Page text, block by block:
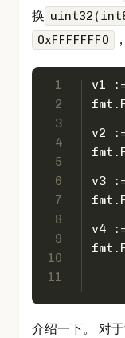
换
0xFFFFFFF0
1
2
3
4
5
6
7
8
9
10
11
v1
v2
v3
v4
介绍一下。 对